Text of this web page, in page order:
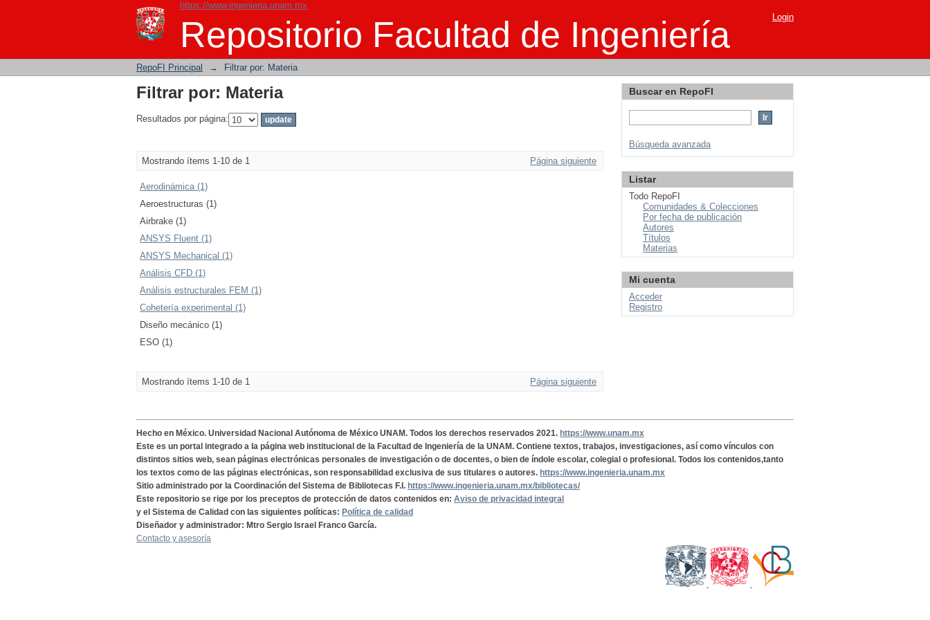
https://www.ingenieria.unam.mx
Repositorio Facultad de Ingeniería
Filtrar por: Materia Login
RepoFI Principal → Filtrar por: Materia
Filtrar por: Materia
Resultados por página:
Mostrando ítems 1-10 de 1 Página siguiente
Aerodinámica (1)
Aeroestructuras (1)
Airbrake (1)
ANSYS Fluent (1)
ANSYS Mechanical (1)
Análisis CFD (1)
Análisis estructurales FEM (1)
Cohetería experimental (1)
Diseño mecánico (1)
ESO (1)
Mostrando ítems 1-10 de 1 Página siguiente
Buscar en RepoFI
Búsqueda avanzada
Listar
Todo RepoFI
Comunidades & Colecciones
Por fecha de publicación
Autores
Títulos
Materias
Mi cuenta
Acceder
Registro
Hecho en México. Universidad Nacional Autónoma de México UNAM. Todos los derechos reservados 2021. https://www.unam.mx
Este es un portal integrado a la página web institucional de la Facultad de Ingeniería de la UNAM. Contiene textos, trabajos, investigaciones, así como vínculos con
distintos sitios web, sean páginas electrónicas personales de investigación o de docentes, o bien de índole escolar, colegial o profesional. Todos los contenidos,tanto
los textos como de las páginas electrónicas, son responsabilidad exclusiva de sus titulares o autores. https://www.ingenieria.unam.mx
Sitio administrado por la Coordinación del Sistema de Bibliotecas F.I. https://www.ingenieria.unam.mx/bibliotecas/
Este repositorio se rige por los preceptos de protección de datos contenidos en: Aviso de privacidad integral
y el Sistema de Calidad con las siguientes políticas: Política de calidad
Diseñador y administrador: Mtro Sergio Israel Franco García.
Contacto y asesoría